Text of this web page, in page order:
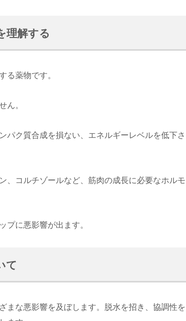
理解する
る薬物です。
ん。
パク質合成を損ない、エネルギーレベルを低下さ
、コルチゾールなど、筋肉の成長に必要なホルモ
プに悪影響が出ます。
て
まな悪影響を及ぼします。脱水を招き、協調性を